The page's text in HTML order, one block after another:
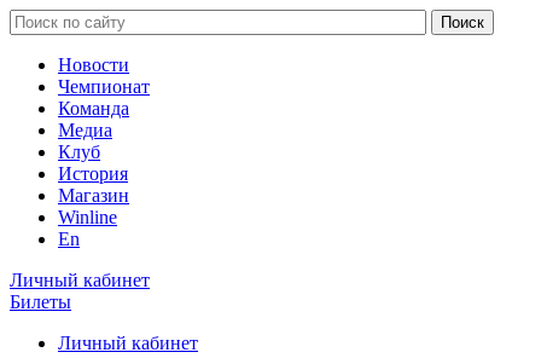
Новости
Чемпионат
Команда
Медиа
Клуб
История
Магазин
Winline
En
Личный кабинет
Билеты
Личный кабинет